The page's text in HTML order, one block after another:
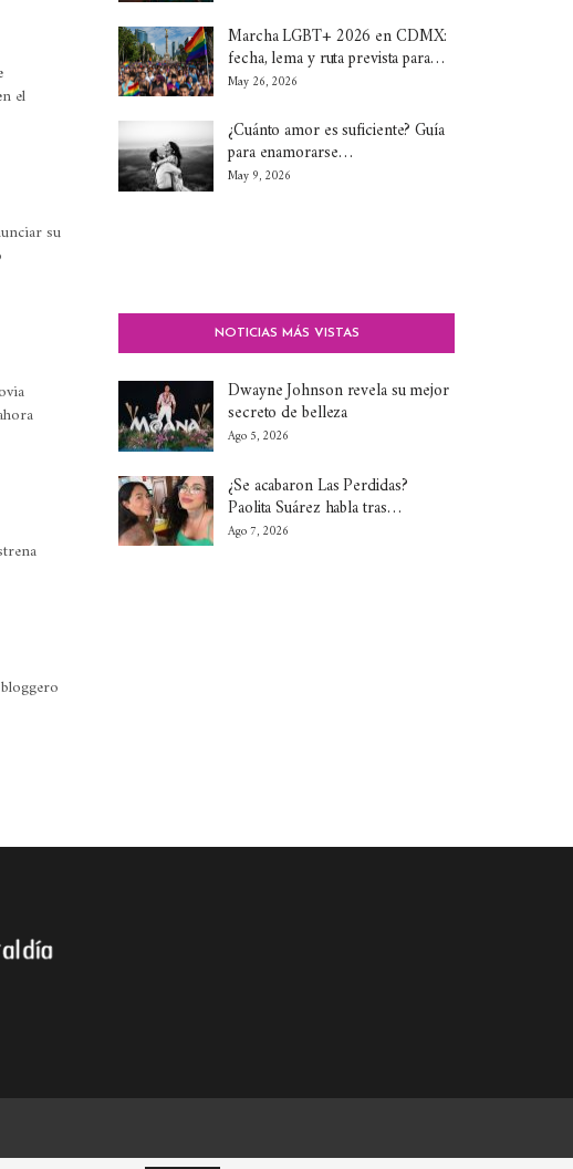
el
su
Marcha LGBT+ 2026 en CDMX:
fecha, lema y ruta prevista para…
May 26, 2026
¿Cuánto amor es suficiente? Guía
para enamorarse…
May 9, 2026
NOTICIAS MÁS VISTAS
Dwayne Johnson revela su mejor
secreto de belleza
Ago 5, 2026
¿Se acabaron Las Perdidas?
Paolita Suárez habla tras…
Ago 7, 2026